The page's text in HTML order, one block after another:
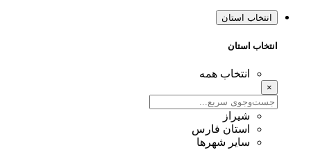
انتخاب استان
انتخاب استان
انتخاب همه
×
شیراز
استان فارس
سایر شهرها